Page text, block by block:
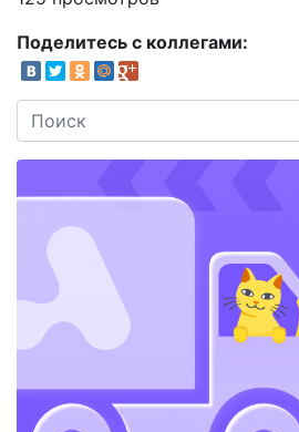
Поделитесь с коллегами: